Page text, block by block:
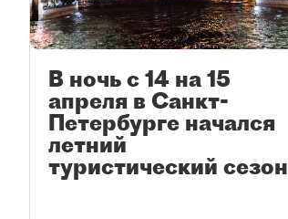
В ночь с 14 на 15
апреля в Санкт-
Петербурге начался
летний
туристический сезон